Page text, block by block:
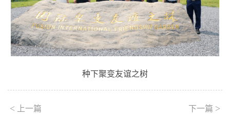
种下聚变友谊之树
< 上一篇 下一篇 >